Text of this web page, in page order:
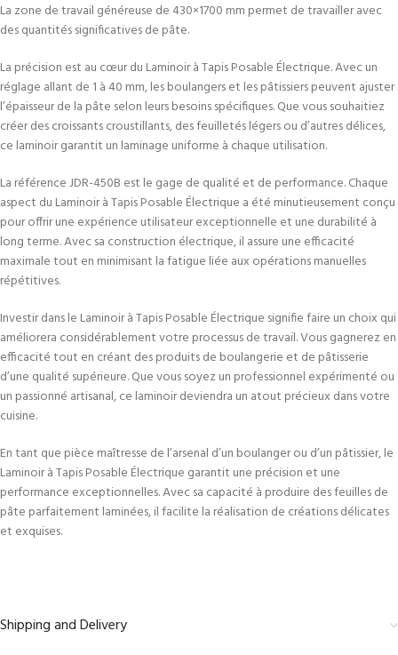
La zone de travail généreuse de 430×1700 mm permet de travailler avec
des quantités significatives de pâte.
La précision est au cœur du Laminoir à Tapis Posable Électrique. Avec un
réglage allant de 1 à 40 mm, les boulangers et les pâtissiers peuvent ajuster
l’épaisseur de la pâte selon leurs besoins spécifiques. Que vous souhaitiez
créer des croissants croustillants, des feuilletés légers ou d’autres délices,
ce laminoir garantit un laminage uniforme à chaque utilisation.
La référence JDR-450B est le gage de qualité et de performance. Chaque
aspect du Laminoir à Tapis Posable Électrique a été minutieusement conçu
pour offrir une expérience utilisateur exceptionnelle et une durabilité à
long terme. Avec sa construction électrique, il assure une efficacité
maximale tout en minimisant la fatigue liée aux opérations manuelles
répétitives.
Investir dans le Laminoir à Tapis Posable Électrique signifie faire un choix qui
améliorera considérablement votre processus de travail. Vous gagnerez en
efficacité tout en créant des produits de boulangerie et de pâtisserie
d’une qualité supérieure. Que vous soyez un professionnel expérimenté ou
un passionné artisanal, ce laminoir deviendra un atout précieux dans votre
cuisine.
En tant que pièce maîtresse de l’arsenal d’un boulanger ou d’un pâtissier, le
Laminoir à Tapis Posable Électrique garantit une précision et une
performance exceptionnelles. Avec sa capacité à produire des feuilles de
pâte parfaitement laminées, il facilite la réalisation de créations délicates
et exquises.
Shipping and Delivery